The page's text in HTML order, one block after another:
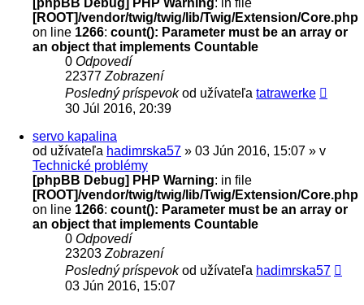
[ROOT]/vendor/twig/twig/lib/Twig/Extension/Core.php
on line 1266: count(): Parameter must be an array or
an object that implements Countable
0 Odpovedí
22377 Zobrazení
Posledný príspevokod užívateľa tatrawerke
30 Júl 2016, 20:39
servo kapalina
od užívateľa hadimrska57 » 03 Jún 2016, 15:07 » v
Technické problémy
[phpBB Debug] PHP Warning: in file
[ROOT]/vendor/twig/twig/lib/Twig/Extension/Core.php
on line 1266: count(): Parameter must be an array or
an object that implements Countable
0 Odpovedí
23203 Zobrazení
Posledný príspevokod užívateľa hadimrska57
03 Jún 2016, 15:07